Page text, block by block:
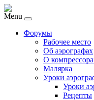
Menu
Форумы
Рабочее место
Об аэрографах
О
Малярка
Уроки
Уроки
Рецепты